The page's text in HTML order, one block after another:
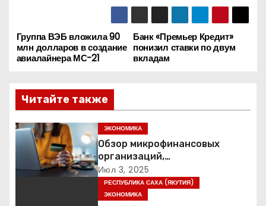
Н
а
в
и
г
а
Банк «Премьер Кредит»
понизил ставки по двум
вкладам
Группа ВЭБ вложила 90
млн долларов в создание
авиалайнера МС-21
Читайте также
ЭКОНОМИКА
Обзор микрофинансовых
организаций,
предоставляющих Займ
онлайн срочно без отказа
Июл 3, 2025
РЕСПУБЛИКА САХА (ЯКУТИЯ)
ЭКОНОМИКА